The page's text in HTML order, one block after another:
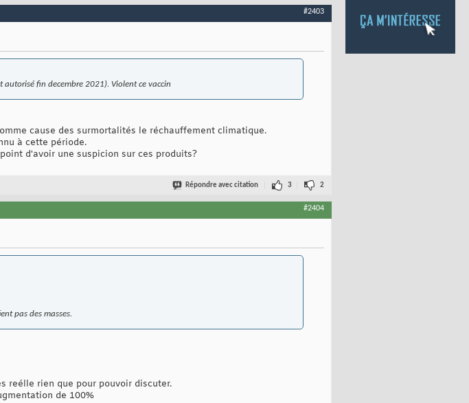
#2403
fin decembre 2021). Violent ce vaccin
cause des surmortalités le réchauffement climatique.
à cette période.
d'avoir une suspicion sur ces produits?
Répondre avec citation 3 2
#2404
pas des masses.
reélle rien que pour pouvoir discuter.
de 100%